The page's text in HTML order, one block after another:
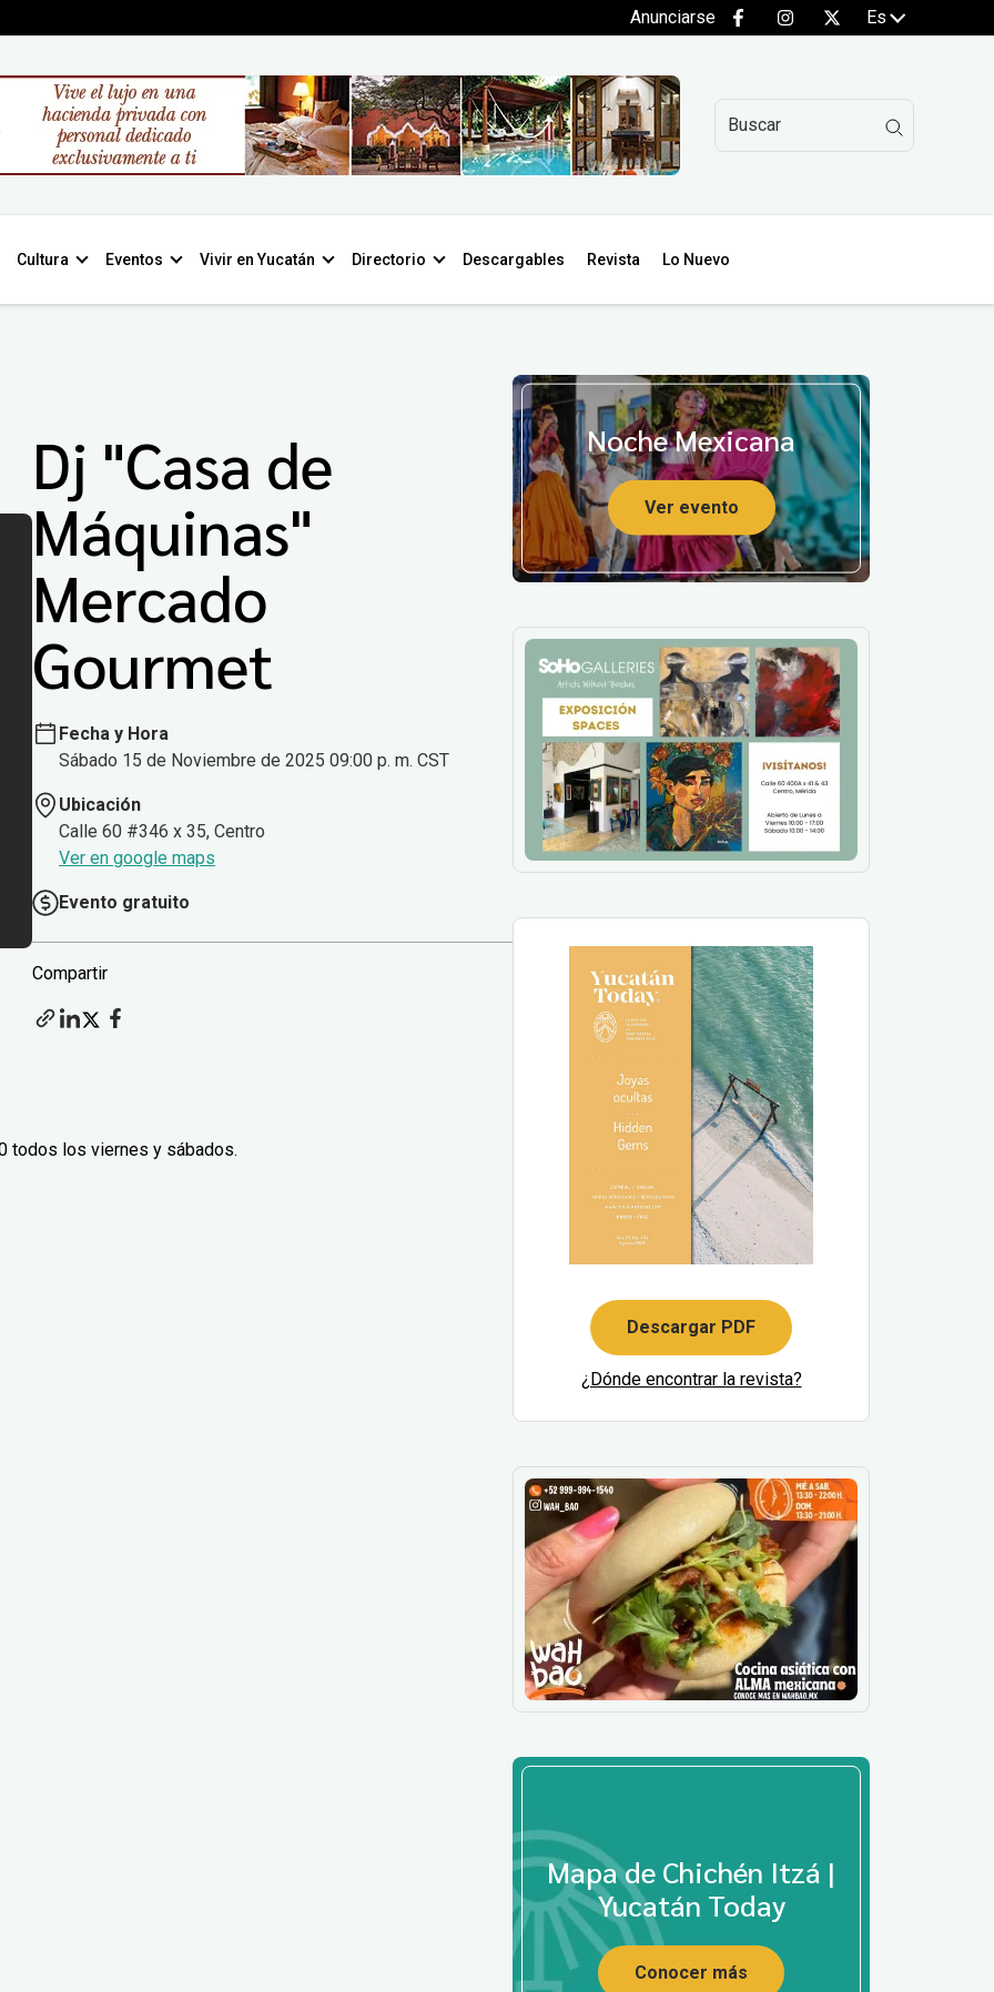
Anunciarse Es
Cultura Eventos Vivir en Yucatán Directorio Descargables Revista Lo Nuevo
Dj "Casa de
Máquinas"
Mercado
Gourmet
Fecha y Hora
Sábado 15 de Noviembre de 2025 09:00 p. m. CST
Ubicación
Calle 60 #346 x 35, Centro
Ver en google maps
Evento gratuito
Compartir
todos los viernes y sábados.
Noche Mexicana
Ver evento
Descargar PDF
¿Dónde encontrar la revista?
Mapa de Chichén Itzá |
Yucatán Today
Conocer más